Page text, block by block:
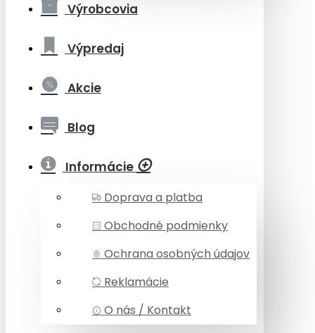
Výrobcovia
Výpredaj
Akcie
Blog
Informácie
Doprava a platba
Obchodné podmienky
Ochrana osobných údajov
Reklamácie
O nás / Kontakt